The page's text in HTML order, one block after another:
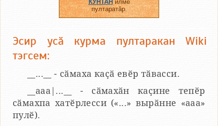
КУНТАНилме
пултаратӑр.
Эсир усӑ курма пултаракан Wiki
тэгсем:
__...__ - сӑмаха каҫӑ евӗр тӑвасси.
__aaa|...__ - сӑмахӑн каҫине тепӗр
сӑмахпа хатӗрлесси («...» вырӑнне «ааа»
пулӗ).